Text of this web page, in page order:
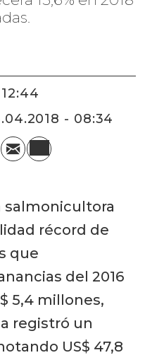
- 08:34
salmonicultora
récord de
que
del 2016
5,4 millones,
registró un
US$ 47,8